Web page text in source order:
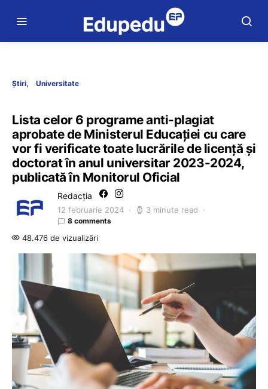
Știri Universitate
Lista celor 6 programe anti-plagiat
aprobate de Ministerul Educației cu care
vor fi verificate toate lucrările de licență și
doctorat în anul universitar 2023-2024,
publicată în Monitorul Oficial
Redacția
12 februarie 2024 3 minute read
8 comments
48.476 de vizualizări